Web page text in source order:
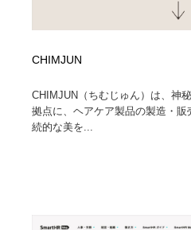
CHIMJUN
CHIMJUN（ちむじゅん）は、神
拠点に、ヘアケア製品の製造・
続的な美を...